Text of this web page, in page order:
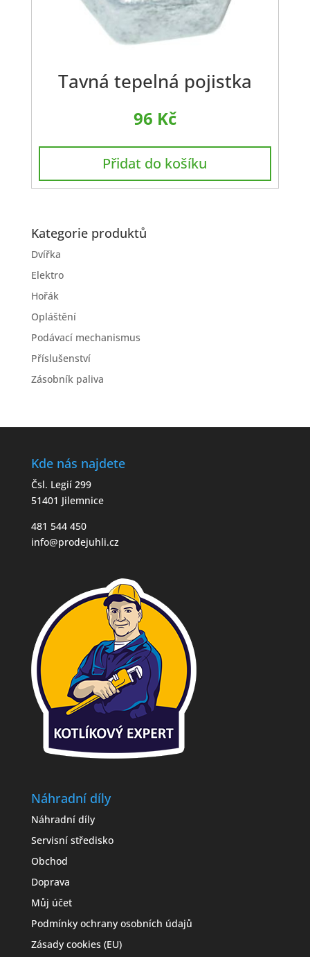
Tavná tepelná pojistka
96 Kč
Přidat do košíku
Kategorie produktů
Dvířka
Elektro
Hořák
Opláštění
Podávací mechanismus
Příslušenství
Zásobník paliva
Kde nás najdete
Čsl. Legií 299
51401 Jilemnice
481 544 450
info@prodejuhli.cz
Náhradní díly
Náhradní díly
Servisní středisko
Obchod
Doprava
Můj účet
Podmínky ochrany osobních údajů
Zásady cookies (EU)